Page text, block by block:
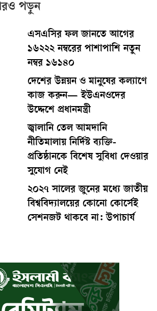
পড়ুন
এসএসির ফল জানতে আগের
১৬২২২ নম্বরের পাশাপাশি নতুন
নম্বর ১৬১৪০
দেশের উন্নয়ন ও মানুষের কল্যাণে
কাজ করুন— ইউএনওদের
উদ্দেশে প্রধানমন্ত্রী
জ্বালানি তেল আমদানি
নীতিমালায় নির্দিষ্ট ব্যক্তি-
প্রতিষ্ঠানকে বিশেষ সুবিধা দেওয়ার
সুযোগ নেই
২০২৭ সালের জুনের মধ্যে জাতীয়
বিশ্ববিদ্যালয়ের কোনো কোর্সেই
সেশনজট থাকবে না: উপাচার্য